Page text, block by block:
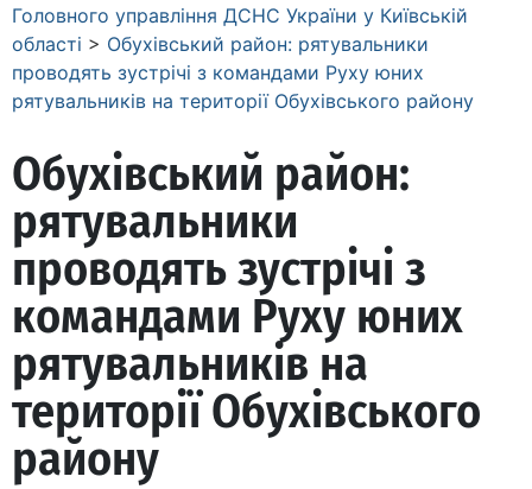
Головного управління ДСНС України у Київській
області > Обухівський район: рятувальники
проводять зустрічі з командами Руху юних
рятувальників на території Обухівського району
Обухівський район:
рятувальники
проводять зустрічі з
командами Руху юних
рятувальників на
території Обухівського
району